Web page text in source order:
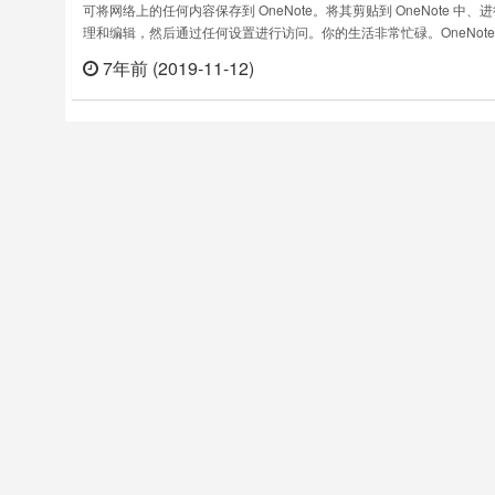
可将网络上的任何内容保存到 OneNote。将其剪贴到 OneNote 中、
理和编辑，然后通过任何设置进行访问。你的生活非常忙碌。OneNote
可剪辑图像、PDF、视频或页面的可视化书签。最棒的是，可以从任意
机、平板电脑或手机访问剪辑内容 - 甚至可以脱……
7年前 (2019-11-12)